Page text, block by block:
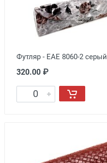
Футляр - EAE 8060-2 серый
320.00 ₽